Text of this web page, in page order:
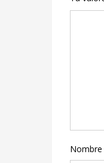
Nombre